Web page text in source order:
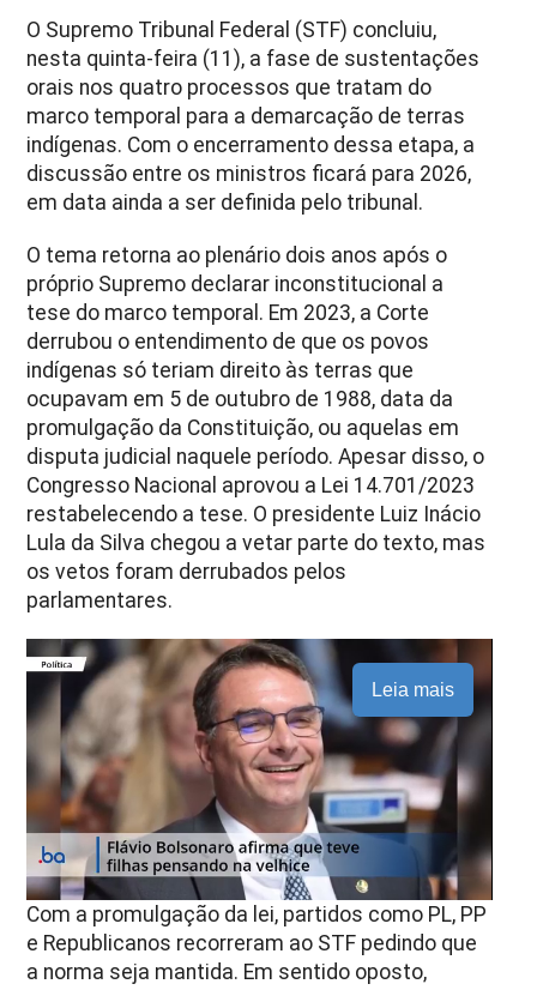
O Supremo Tribunal Federal (STF) concluiu,
nesta quinta-feira (11), a fase de sustentações
orais nos quatro processos que tratam do
marco temporal para a demarcação de terras
indígenas. Com o encerramento dessa etapa, a
discussão entre os ministros ficará para 2026,
em data ainda a ser definida pelo tribunal.
O tema retorna ao plenário dois anos após o
próprio Supremo declarar inconstitucional a
tese do marco temporal. Em 2023, a Corte
derrubou o entendimento de que os povos
indígenas só teriam direito às terras que
ocupavam em 5 de outubro de 1988, data da
promulgação da Constituição, ou aquelas em
disputa judicial naquele período. Apesar disso, o
Congresso Nacional aprovou a Lei 14.701/2023
restabelecendo a tese. O presidente Luiz Inácio
Lula da Silva chegou a vetar parte do texto, mas
os vetos foram derrubados pelos
parlamentares.
Leia mais
Com a promulgação da lei, partidos como PL, PP
e Republicanos recorreram ao STF pedindo que
a norma seja mantida. Em sentido oposto,